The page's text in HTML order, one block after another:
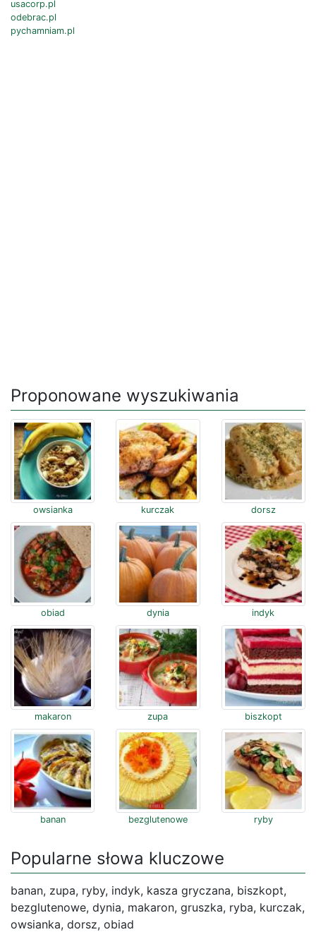
usacorp.pl
odebrac.pl
pychamniam.pl
Proponowane wyszukiwania
owsianka kurczak dorsz
obiad dynia indyk
makaron zupa biszkopt
banan bezglutenowe ryby
Popularne słowa kluczowe
banan, zupa, ryby, indyk, kasza gryczana, biszkopt,
bezglutenowe, dynia, makaron, gruszka, ryba, kurczak,
owsianka, dorsz, obiad